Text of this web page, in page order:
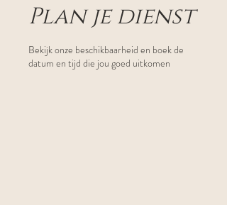
Plan je dienst
Bekijk onze beschikbaarheid en boek de
datum en tijd die jou goed uitkomen